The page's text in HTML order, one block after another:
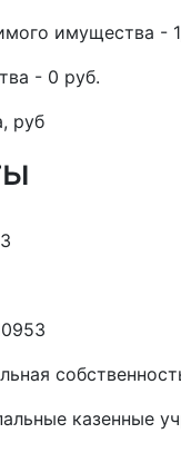
имущества -
- 0 руб.
руб
казенные